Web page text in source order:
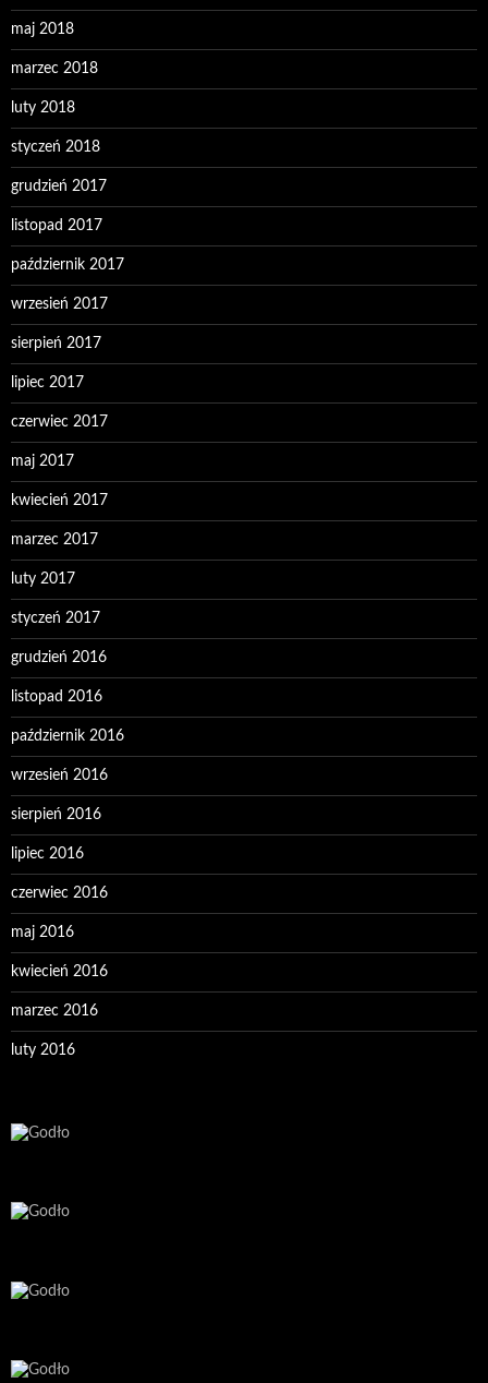
maj 2018
marzec 2018
luty 2018
styczeń 2018
grudzień 2017
listopad 2017
październik 2017
wrzesień 2017
sierpień 2017
lipiec 2017
czerwiec 2017
maj 2017
kwiecień 2017
marzec 2017
luty 2017
styczeń 2017
grudzień 2016
listopad 2016
październik 2016
wrzesień 2016
sierpień 2016
lipiec 2016
czerwiec 2016
maj 2016
kwiecień 2016
marzec 2016
luty 2016